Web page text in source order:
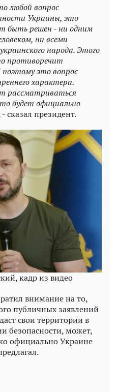
любой вопрос
Украины, это
быть решен - ни одним
ни всеми
народа. Этого
противоречит
это вопрос
характера.
рассматриваться
будет официально
- сказал президент.
кадр из видео
внимание на то,
публичных заявлений
свои территории в
безопасности, может,
официально Украине